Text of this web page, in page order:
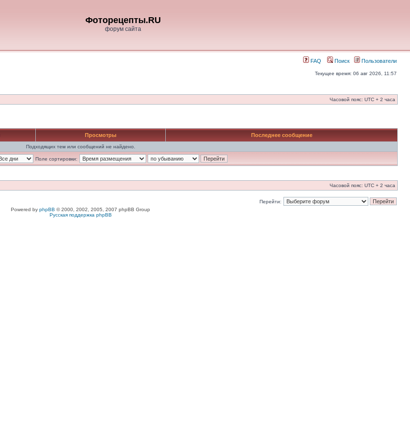
Фоторецепты.RU
форум сайта
FAQ Поиск Пользователи
Текущее время: 06 авг 2026, 11:57
Часовой пояс: UTC + 2 часа
Просмотры Последнее сообщение
Подходящих тем или сообщений не найдено.
Поле сортировки:
Часовой пояс: UTC + 2 часа
Перейти:
Powered by phpBB © 2000, 2002, 2005, 2007 phpBB Group
Русская поддержка phpBB